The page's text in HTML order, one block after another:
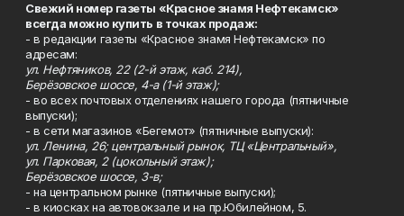
Свежий номер газеты «Красное знамя Нефтекамск»
всегда можно купить в точках продаж:
- в редакции газеты «Красное знамя Нефтекамск» по
адресам:
ул. Нефтяников, 22 (2-й этаж, каб. 214),
Берёзовское шоссе, 4-а (1-й этаж);
- во всех почтовых отделениях нашего города (пятничные
выпуски);
- в сети магазинов «Бегемот» (пятничные выпуски):
ул. Ленина, 26; центральный рынок, ТЦ «Центральный»,
ул. Парковая, 2 (цокольный этаж);
Берёзовское шоссе, 3-в;
- на центральном рынке (пятничные выпуски);
- в киосках на автовокзале и на пр.Юбилейном, 5.